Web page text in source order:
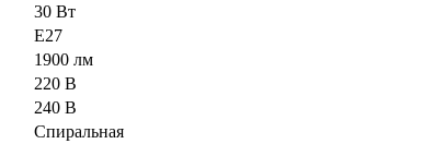
30 Вт
E27
1900 лм
220 В
240 В
Спиральная